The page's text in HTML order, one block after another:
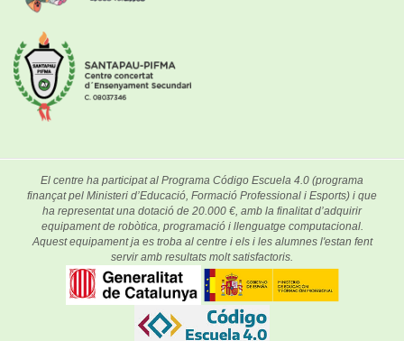
El centre ha participat al Programa Código Escuela 4.0 (programa
finançat pel Ministeri d’Educació, Formació Professional i Esports) i que
ha representat una dotació de 20.000 €, amb la finalitat d’adquirir
equipament de robòtica, programació i llenguatge computacional.
Aquest equipament ja es troba al centre i els i les alumnes l'estan fent
servir amb resultats molt satisfactoris.